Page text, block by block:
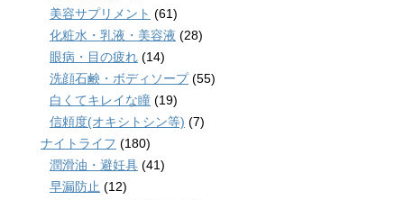
美容サプリメント (61)
化粧水・乳液・美容液 (28)
眼病・目の疲れ (14)
洗顔石鹸・ボディソープ(55)
白くてキレイな瞳 (19)
信頼度(オキシトシン等) (7)
ナイトライフ (180)
潤滑油・避妊具 (41)
早漏防止 (12)